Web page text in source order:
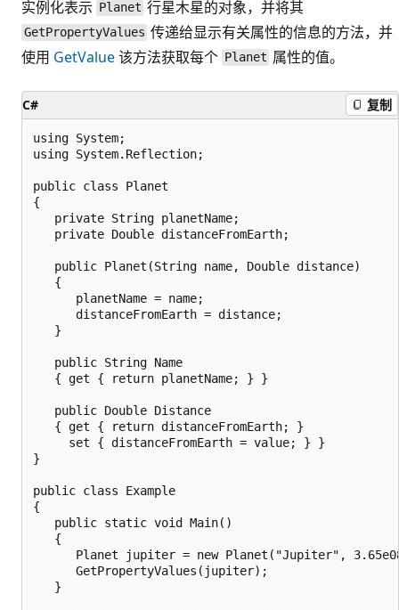
实例化表示 Planet 行星木星的对象，并将其
GetPropertyValues 传递给显示有关属性的信息的方法，并
使用 GetValue该方法获取每个 Planet 属性的值。
C# 复制
using System;
using System.Reflection;
public class Planet
{
   private String planetName;
   private Double distanceFromEarth;
   public Planet(String name, Double distance)
   {
      planetName = name;
      distanceFromEarth = distance;
   }
   public String Name
   { get { return planetName; } }
   public Double Distance
   { get { return distanceFromEarth; }
     set { distanceFromEarth = value; } }
}
public class Example
{
   public static void Main()
   {
Planet jupiter = new Planet("Jupiter",
      GetPropertyValues(jupiter);
   }